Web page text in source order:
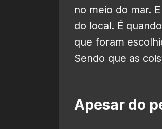
no meio do mar.
do local. É
que foram
Sendo que as
Apesar do